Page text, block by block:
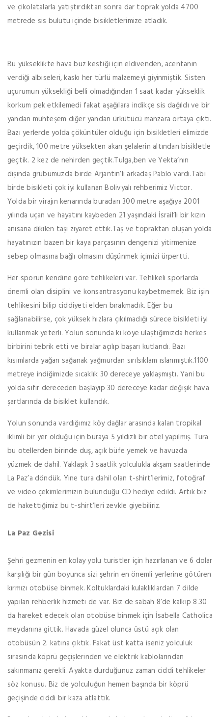
ve çikolatalarla yatıştırdıktan sonra dar toprak yolda 4700
metrede sis bulutu içinde bisikletlerimize atladık.
Bu yükseklikte hava buz kestiği için eldivenden, acentanın
verdiği albiseleri, kaskı her türlü malzemeyi giyinmiştik. Sisten
uçurumun yüksekliği belli olmadığından 1 saat kadar yükseklik
korkum pek etkilemedi fakat aşağılara indikçe sis dağıldı ve bir
yandan muhteşem diğer yandan ürkütücü manzara ortaya çıktı.
Bazı yerlerde yolda çöküntüler olduğu için bisikletleri elimizde
geçirdik, 100 metre yüksekten akan şelalerin altından bisikletle
geçtik. 2 kez de nehirden geçtik.Tulga,ben ve Yekta’nın
dışında grubumuzda birde Arjantin’li arkadaş Pablo vardı.Tabi
birde bisikleti çok iyi kullanan Bolivyalı rehberimiz Victor.
Yolda bir virajın kenarında buradan 300 metre aşağıya 2001
yılında uçan ve hayatını kaybeden 21 yaşındaki İsrail’li bir kızın
anısana dikilen taşı ziyaret ettik.Taş ve topraktan oluşan yolda
hayatınızın bazen bir kaya parçasının dengenizi yitirmenize
sebep olmasına bağlı olmasını düşünmek içimizi ürpertti.
Her sporun kendine göre tehlikeleri var. Tehlikeli sporlarda
önemli olan disiplini ve konsantrasyonu kaybetmemek. Biz işin
tehlikesini bilip ciddiyeti elden bırakmadık. Eğer bu
sağlanabilirse, çok yüksek hızlara çıkılmadığı sürece bisikleti iyi
kullanmak yeterli. Yolun sonunda ki köye ulaştığımızda herkes
birbirini tebrik etti ve biralar açılıp başarı kutlandı. Bazı
kısımlarda yağan sağanak yağmurdan sırılsıklam ıslanmıştık.1100
metreye indiğimizde sıcaklık 30 dereceye yaklaşmıştı. Yani bu
yolda sıfır dereceden başlayıp 30 dereceye kadar değişik hava
şartlarında da bisiklet kullandık.
Yolun sonunda vardığımız köy dağlar arasında kalan tropikal
iklimli bir yer olduğu için buraya 5 yıldızlı bir otel yapılmış. Tura
bu otellerden birinde duş, açık büfe yemek ve havuzda
yüzmek de dahil. Yaklaşık 3 saatlik yolculukla akşam saatlerinde
La Paz’a döndük. Yine tura dahil olan t-shirt’lerimiz, fotoğraf
ve video çekimlerimizin bulunduğu CD hediye edildi. Artık biz
de hakettiğimiz bu t-shirt’leri zevkle giyebiliriz.
La Paz Gezisi
Şehri gezmenin en kolay yolu turistler için hazırlanan ve 6 dolar
karşılığı bir gün boyunca sizi şehrin en önemli yerlerine götüren
kırmızı otobüse binmek. Koltuklardaki kulaklıklardan 7 dilde
yapılan rehberlik hizmeti de var. Biz de sabah 8’de kalkıp 8.30
da hareket edecek olan otobüse binmek için İsabella Catholica
meydanına gittik. Havada güzel olunca üstü açık olan
otobüsün 2. katına çıktık. Fakat üst katta iseniz yolculuk
sırasında köprü geçişlerinden ve elektrik kablolarından
sakınmanız gerekli. Ayakta durduğunuz zaman ciddi tehlikeler
söz konusu. Biz de yolculuğun hemen başında bir köprü
geçişinde ciddi bir kaza atlattık.